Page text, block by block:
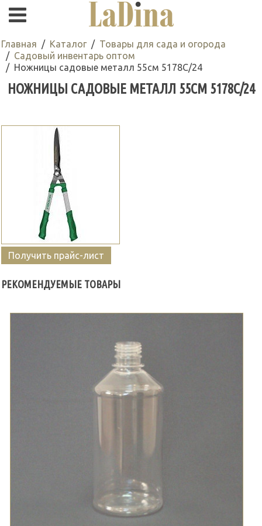
Главная Каталог
Товары для сада и огорода
Садовый инвентарь оптом
Ножницы садовые металл 55см 5178С/24
НОЖНИЦЫ САДОВЫЕ МЕТАЛЛ 55СМ 5178С/24
Получить прайс-лист
РЕКОМЕНДУЕМЫЕ ТОВАРЫ